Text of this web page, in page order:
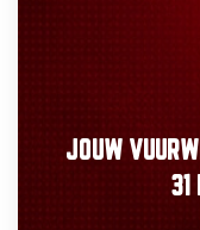
JOUW
31